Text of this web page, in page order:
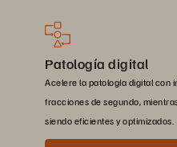
Patología digital
Acelere la patología digital con
fracciones de segundo,
siendo eficientes y optimizados.